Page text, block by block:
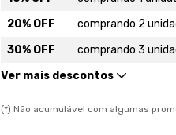
20% OFF
comprando 2
30% OFF
comprando 3
Ver mais descontos
(*) Não acumulável com algumas